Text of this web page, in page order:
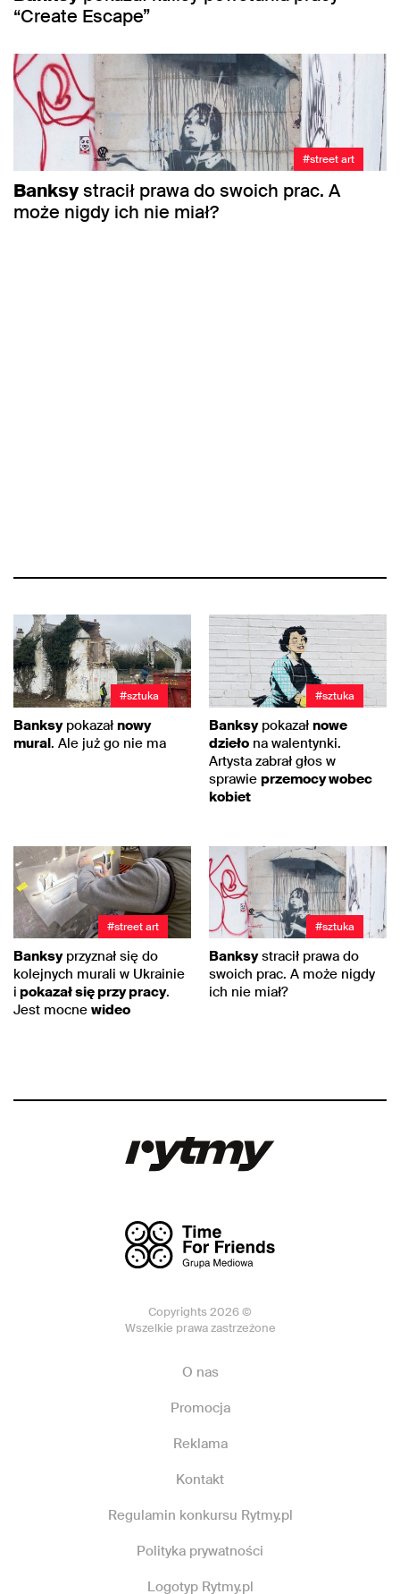
“Create Escape”
#street art
Banksystracił prawa do swoich prac. A
może nigdy ich nie miał?
#sztuka
Banksypokazał nowy
mural. Ale już go nie ma
#sztuka
Banksypokazał nowe
dzieło na walentynki.
Artysta zabrał głos w
sprawie przemocy wobec
kobiet
#street art
Banksyprzyznał się do
kolejnych murali w Ukrainie
i pokazał się przy pracy.
Jest mocne wideo
#sztuka
Banksystracił prawa do
swoich prac. A może nigdy
ich nie miał?
Copyrights 2026 ©
Wszelkie prawa zastrzeżone
O nas
Promocja
Reklama
Kontakt
Regulamin konkursu Rytmy.pl
Polityka prywatności
Logotyp Rytmy.pl